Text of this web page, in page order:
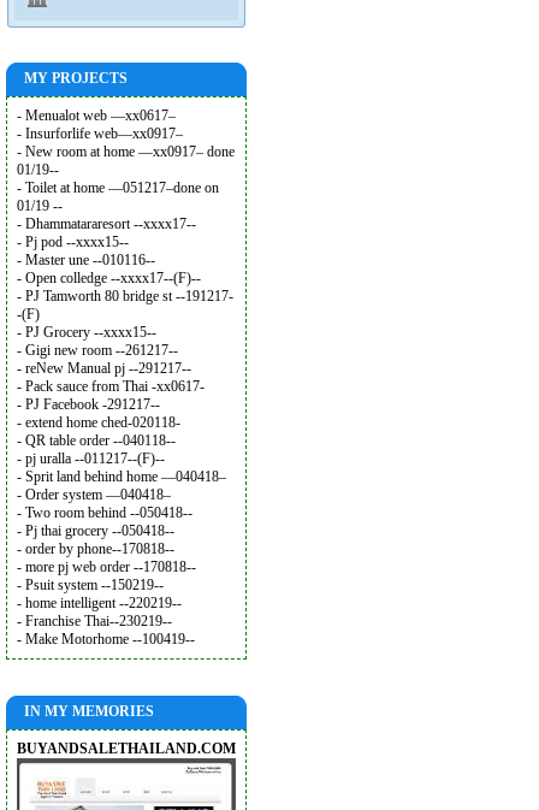
MY PROJECTS
- Menualot web —xx0617–
- Insurforlife web—xx0917–
- New room at home —xx0917– done
01/19--
- Toilet at home —051217–done on
01/19 --
- Dhammatararesort --xxxx17--
- Pj pod --xxxx15--
- Master une --010116--
- Open colledge --xxxx17--(F)--
- PJ Tamworth 80 bridge st --191217-
-(F)
- PJ Grocery --xxxx15--
- Gigi new room --261217--
- reNew Manual pj --291217--
- Pack sauce from Thai -xx0617-
- PJ Facebook -291217--
- extend home ched-020118-
- QR table order --040118--
- pj uralla --011217--(F)--
- Sprit land behind home —040418–
- Order system —040418–
- Two room behind --050418--
- Pj thai grocery --050418--
- order by phone--170818--
- more pj web order --170818--
- Psuit system --150219--
- home intelligent --220219--
- Franchise Thai--230219--
- Make Motorhome --100419--
IN MY MEMORIES
BUYANDSALETHAILAND.COM